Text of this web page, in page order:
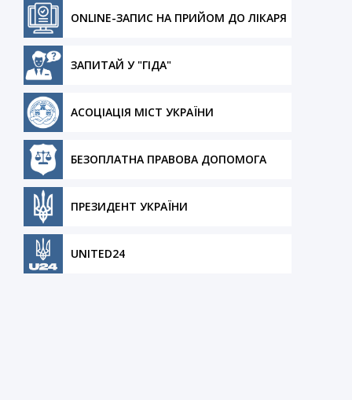
ONLINE-ЗАПИС НА ПРИЙОМ ДО ЛІКАРЯ
ЗАПИТАЙ У "ГІДА"
АСОЦІАЦІЯ МІСТ УКРАЇНИ
БЕЗОПЛАТНА ПРАВОВА ДОПОМОГА
ПРЕЗИДЕНТ УКРАЇНИ
UNITED24